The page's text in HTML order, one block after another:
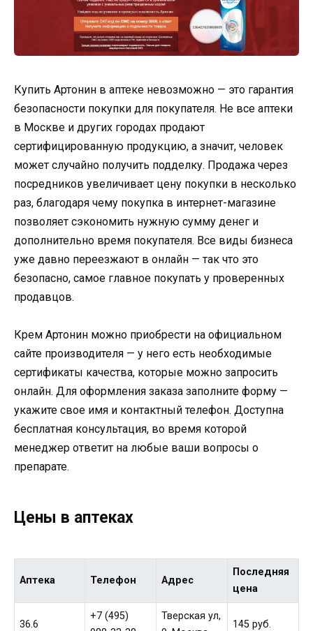
Купить Артонин в аптеке невозможно — это гарантия
безопасности покупки для покупателя. Не все аптеки
в Москве и других городах продают
сертифицированную продукцию, а значит, человек
может случайно получить подделку. Продажа через
посредников увеличивает цену покупки в несколько
раз, благодаря чему покупка в интернет-магазине
позволяет сэкономить нужную сумму денег и
дополнительно время покупателя. Все виды бизнеса
уже давно переезжают в онлайн — так что это
безопасно, самое главное покупать у проверенных
продавцов.
Крем Артонин можно приобрести на официальном
сайте производителя — у него есть необходимые
сертификаты качества, которые можно запросить
онлайн. Для оформления заказа заполните форму —
укажите свое имя и контактный телефон. Доступна
бесплатная консультация, во время которой
менеджер ответит на любые ваши вопросы о
препарате.
Цены в аптеках
Аптека Телефон Адрес
Последняя
цена
36.6
+7 (495)
Тверская ул,
145 руб.